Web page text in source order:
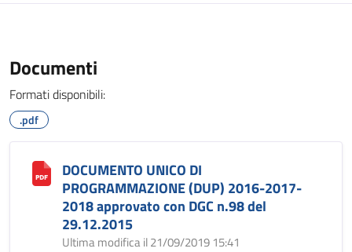
Documenti
Formati disponibili:
.pdf
DOCUMENTO UNICO DI
PROGRAMMAZIONE (DUP) 2016-2017-
2018 approvato con DGC n.98 del
29.12.2015
Ultima modifica il 21/09/2019 15:41